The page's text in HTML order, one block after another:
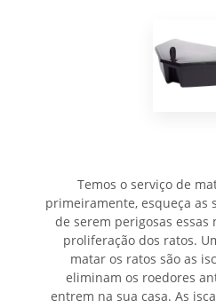
Temos o serviço de
primeiramente, esqueça as
de serem perigosas essas
proliferação dos ratos.
matar os ratos são as
eliminam os roedores
entrem na sua casa. As